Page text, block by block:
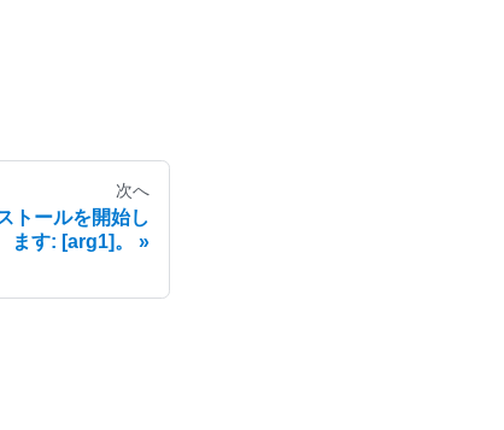
次へ
トールを開始し
ます: [arg1]。